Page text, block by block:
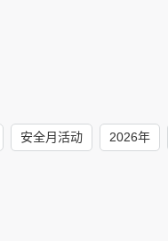
安全月活动 2026年